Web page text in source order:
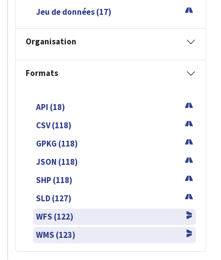
Jeu de données (17)
Organisation
Formats
API (18)
CSV (118)
GPKG (118)
JSON (118)
SHP (118)
SLD (127)
WFS (122)
WMS (123)